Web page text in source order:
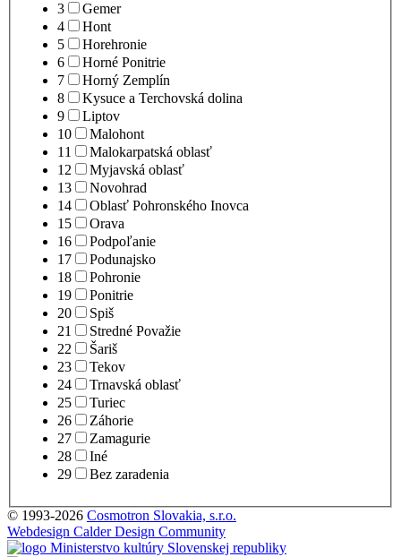
3
Gemer
4
Hont
5
Horehronie
6
Horné Ponitrie
7
Horný Zemplín
8
Kysuce a Terchovská dolina
9
Liptov
10
Malohont
11
Malokarpatská oblasť
12
Myjavská oblasť
13
Novohrad
14
Oblasť Pohronského Inovca
15
Orava
16
Podpoľanie
17
Podunajsko
18
Pohronie
19
Ponitrie
20
Spiš
21
Stredné Považie
22
Šariš
23
Tekov
24
Trnavská oblasť
25
Turiec
26
Záhorie
27
Zamagurie
28
Iné
29
Bez zaradenia
© 1993-2026 Cosmotron Slovakia, s.r.o.
Webdesign Calder Design Community